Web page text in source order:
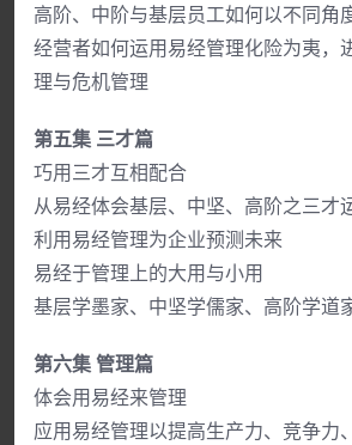
高阶、中阶与基层员工如何以不同角
经营者如何运用易经管理化险为夷，
理与危机管理
第五集 三才篇
巧用三才互相配合
从易经体会基层、中坚、高阶之三才
利用易经管理为企业预测未来
易经于管理上的大用与小用
基层学墨家、中坚学儒家、高阶学道
第六集 管理篇
体会用易经来管理
应用易经管理以提高生产力、竞争力